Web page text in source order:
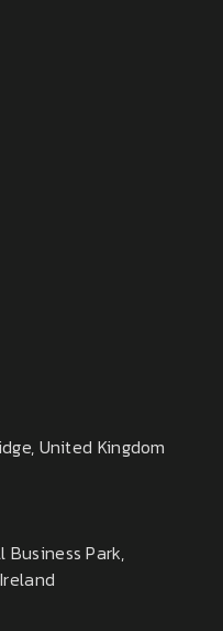
United Kingdom
Business Park,